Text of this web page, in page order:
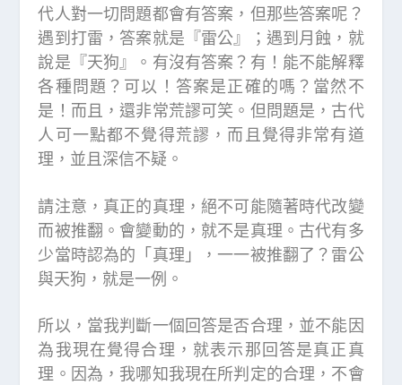
代人對一切問題都會有答案，但那些答案呢？
遇到打雷，答案就是『雷公』；遇到月蝕，就
說是『天狗』。有沒有答案？有！能不能解釋
各種問題？可以！答案是正確的嗎？當然不
是！而且，還非常荒謬可笑。但問題是，古代
人可一點都不覺得荒謬，而且覺得非常有道
理，並且深信不疑。
請注意，真正的真理，絕不可能隨著時代改變
而被推翻。會變動的，就不是真理。古代有多
少當時認為的「真理」，一一被推翻了？雷公
與天狗，就是一例。
所以，當我判斷一個回答是否合理，並不能因
為我現在覺得合理，就表示那回答是真正真
理。因為，我哪知我現在所判定的合理，不會